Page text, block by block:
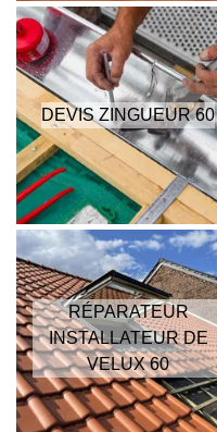
DEVIS ZINGUEUR 60
RÉPARATEUR
INSTALLATEUR DE
VELUX 60